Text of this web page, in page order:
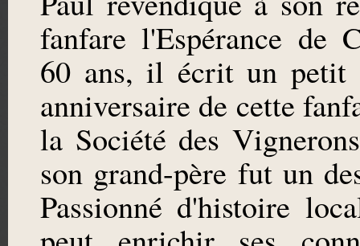
fanfare l'Espérance de
60 ans, il écrit un petit
anniversaire de cette
la Société des
son grand-père fut un
Passionné d'histoire